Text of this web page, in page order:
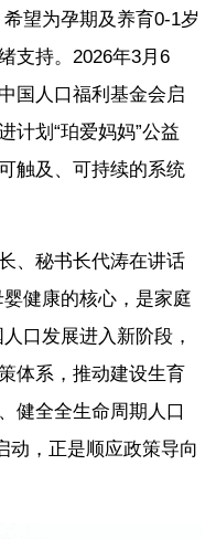
望为孕期及养育0-1岁
支持。2026年3月6
国人口福利基金会启
划“珀爱妈妈”公益
触及、可持续的系统
、秘书长代涛在讲话
健康的核心，是家庭
口发展进入新阶段，
体系，推动建设生育
健全全生命周期人口
动，正是顺应政策导向